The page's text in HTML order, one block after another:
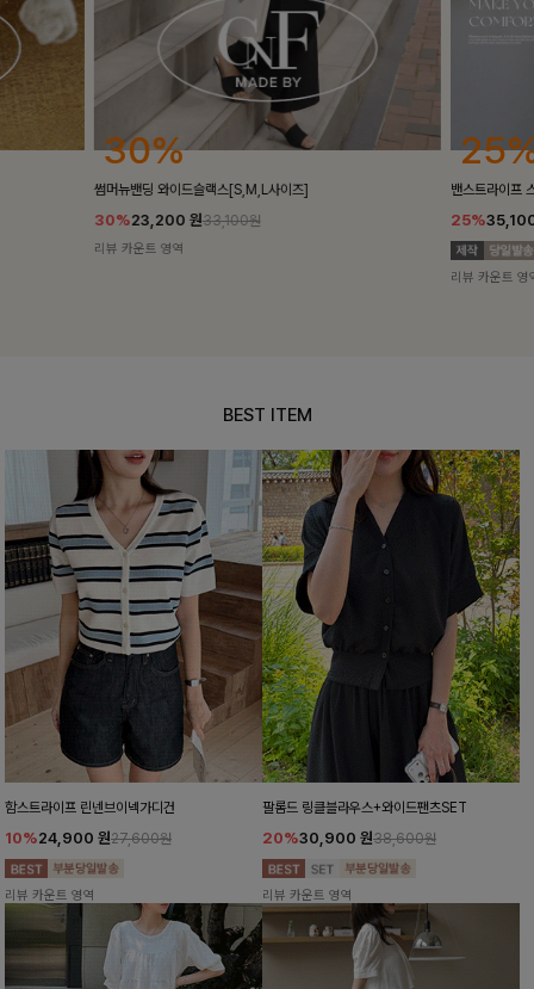
25%
밴스트라이프 스트링원피스
25%35,100원46,800원
12%
쥬린레이스 카
12%
리뷰 카운트 영
BEST ITEM
함스트라이프 린넨브이넥가디건
10%24,900 원27,600원
리뷰 카운트 영역
팔롬드 링클블라우스+와이드팬츠SET
20%30,900 원38,600원
리뷰 카운트 영역